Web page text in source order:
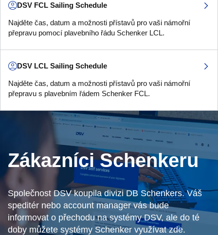
DSV FCL Sailing Schedule
Najděte čas, datum a možnosti přístavů pro vaši námořní
přepravu pomocí plavebního řádu Schenker LCL.
DSV LCL Sailing Schedule
Najděte čas, datum a možnosti přístavů pro vaši námořní
přepravu s plavebním řádem Schenker FCL.
Zákazníci Schenkeru
Společnost DSV koupila divizi DB Schenkers. Váš
speditér nebo account manager vás bude
informovat o přechodu na systémy DSV, ale do té
doby můžete systémy Schenker využívat zde.